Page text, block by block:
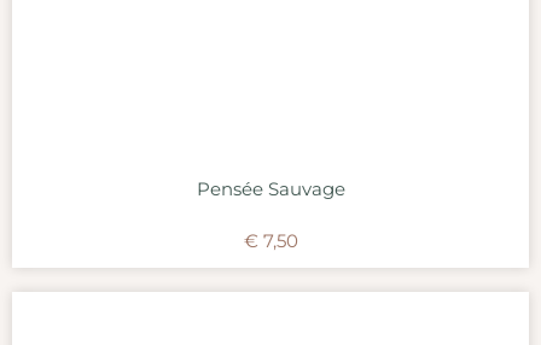
Pensée Sauvage
€ 7,50